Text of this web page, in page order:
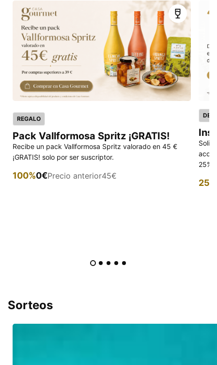
REGALO
Pack Vallformosa Spritz ¡GRATIS!
Recibe un pack Vallformosa Spritz valorado en 45 €
¡GRATIS! solo por ser suscriptor.
100%0€Precio anterior45€
25%
Sorteos